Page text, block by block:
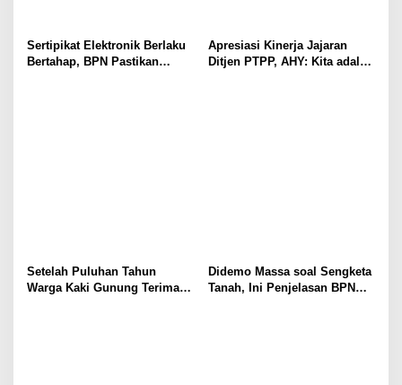
Sertipikat Elektronik Berlaku
Bertahap, BPN Pastikan
Apresiasi Kinerja Jajaran
Ditjen PTPP, AHY: Kita adalah
Setelah Puluhan Tahun
Warga Kaki Gunung Terima
Didemo Massa soal Sengketa
Tanah, Ini Penjelasan BPN